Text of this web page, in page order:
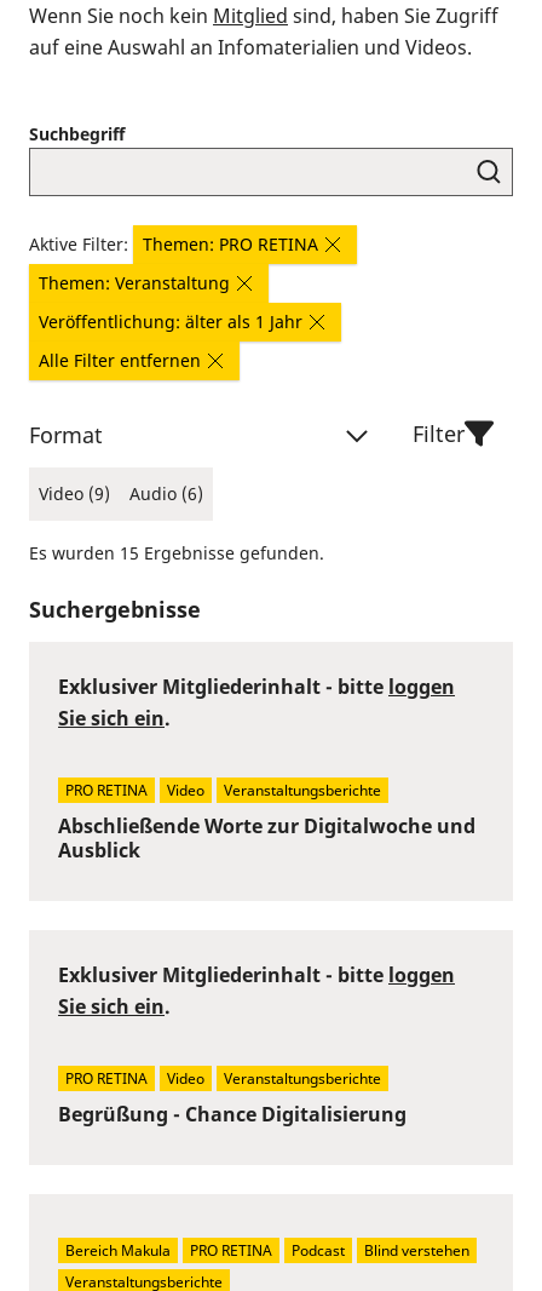
Wenn Sie noch kein Mitglied sind, haben Sie Zugriff
auf eine Auswahl an Infomaterialien und Videos.
Suchbegriff
Aktive Filter:
Themen: PRO RETINA
Themen: Veranstaltung
Veröffentlichung: älter als 1 Jahr
Alle Filter entfernen
Format
Video (9) Audio (6)
Filter
Es wurden 15 Ergebnisse gefunden.
Suchergebnisse
Abschließende Worte zur Digitalwoche und
Ausblick
Exklusiver Mitgliederinhalt - bitte loggen
Sie sich ein.
PRO RETINA Video Veranstaltungsberichte
Begrüßung - Chance Digitalisierung
Exklusiver Mitgliederinhalt - bitte loggen
Sie sich ein.
PRO RETINA Video Veranstaltungsberichte
Bereich Makula PRO RETINA Podcast
Blind verstehen
Veranstaltungsberichte